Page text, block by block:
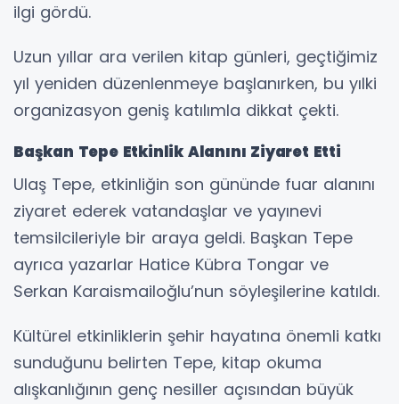
ilgi gördü.
Uzun yıllar ara verilen kitap günleri, geçtiğimiz
yıl yeniden düzenlenmeye başlanırken, bu yılki
organizasyon geniş katılımla dikkat çekti.
Başkan Tepe Etkinlik Alanını Ziyaret Etti
Ulaş Tepe, etkinliğin son gününde fuar alanını
ziyaret ederek vatandaşlar ve yayınevi
temsilcileriyle bir araya geldi. Başkan Tepe
ayrıca yazarlar Hatice Kübra Tongar ve
Serkan Karaismailoğlu’nun söyleşilerine katıldı.
Kültürel etkinliklerin şehir hayatına önemli katkı
sunduğunu belirten Tepe, kitap okuma
alışkanlığının genç nesiller açısından büyük